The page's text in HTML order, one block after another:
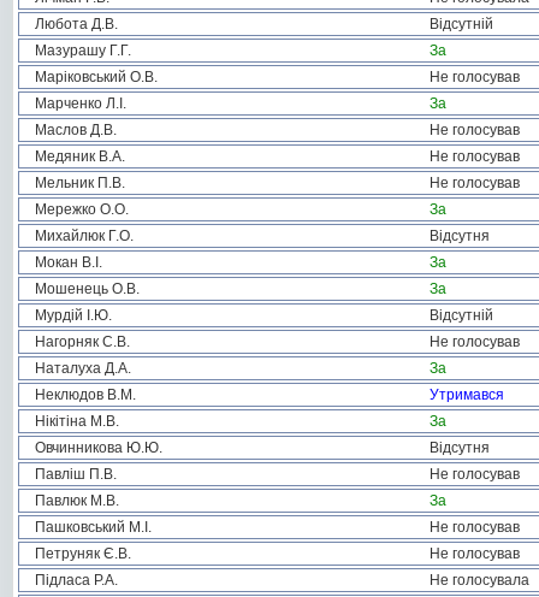
Любота Д.В.
Відсутній
Мазурашу Г.Г.
За
Маріковський О.В.
Не голосував
Марченко Л.І.
За
Маслов Д.В.
Не голосував
Медяник В.А.
Не голосував
Мельник П.В.
Не голосував
Мережко О.О.
За
Михайлюк Г.О.
Відсутня
Мокан В.І.
За
Мошенець О.В.
За
Мурдій І.Ю.
Відсутній
Нагорняк С.В.
Не голосував
Наталуха Д.А.
За
Неклюдов В.М.
Утримався
Нікітіна М.В.
За
Овчинникова Ю.Ю.
Відсутня
Павліш П.В.
Не голосував
Павлюк М.В.
За
Пашковський М.І.
Не голосував
Петруняк Є.В.
Не голосував
Підласа Р.А.
Не голосувала